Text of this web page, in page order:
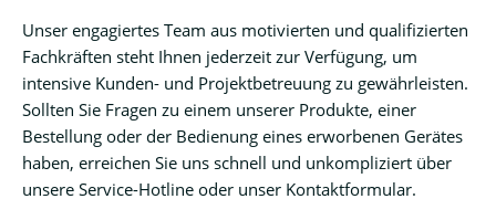
Unser engagiertes Team aus motivierten und qualifizierten
Fachkräften steht Ihnen jederzeit zur Verfügung, um
intensive Kunden- und Projektbetreuung zu gewährleisten.
Sollten Sie Fragen zu einem unserer Produkte, einer
Bestellung oder der Bedienung eines erworbenen Gerätes
haben, erreichen Sie uns schnell und unkompliziert über
unsere Service-Hotline oder unser Kontaktformular.